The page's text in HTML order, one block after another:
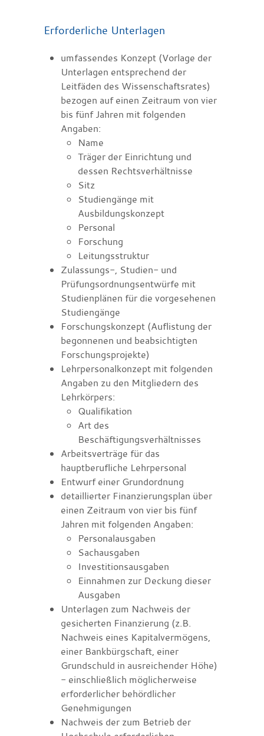
Erforderliche Unterlagen
umfassendes Konzept (Vorlage der
Unterlagen entsprechend der
Leitfäden des Wissenschaftsrates)
bezogen auf einen Zeitraum von vier
bis fünf Jahren mit folgenden
Angaben:
Name
Träger der Einrichtung und
dessen Rechtsverhältnisse
Sitz
Studiengänge mit
Ausbildungskonzept
Personal
Forschung
Leitungsstruktur
Zulassungs-, Studien- und
Prüfungsordnungsentwürfe mit
Studienplänen für die vorgesehenen
Studiengänge
Forschungskonzept (Auflistung der
begonnenen und beabsichtigten
Forschungsprojekte)
Lehrpersonalkonzept mit folgenden
Angaben zu den Mitgliedern des
Lehrkörpers:
Qualifikation
Art des
Beschäftigungsverhältnisses
Arbeitsverträge für das
hauptberufliche Lehrpersonal
Entwurf einer Grundordnung
detaillierter Finanzierungsplan über
einen Zeitraum von vier bis fünf
Jahren mit folgenden Angaben:
Personalausgaben
Sachausgaben
Investitionsausgaben
Einnahmen zur Deckung dieser
Ausgaben
Unterlagen zum Nachweis der
gesicherten Finanzierung (z.B.
Nachweis eines Kapitalvermögens,
einer Bankbürgschaft, einer
Grundschuld in ausreichender Höhe)
- einschließlich möglicherweise
erforderlicher behördlicher
Genehmigungen
Nachweis der zum Betrieb der